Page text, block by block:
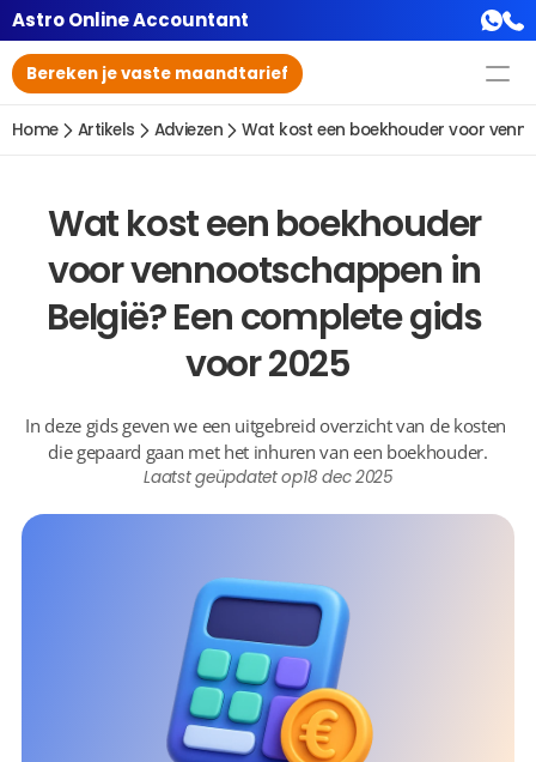
Astro Online Accountant
Bereken je vaste maandtarief
Home Artikels Adviezen Wat kost een boekhouder voor
Wat kost een boekhouder
voor vennootschappen in
België? Een complete gids
voor 2025
In deze gids geven we een uitgebreid overzicht van de kosten
die gepaard gaan met het inhuren van een boekhouder.
Laatst geüpdatet op18 dec 2025